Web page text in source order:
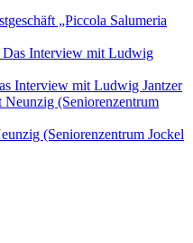
„Piccola Salumeria
Interview mit Ludwig Jantzer
(Seniorenzentrum Jockel